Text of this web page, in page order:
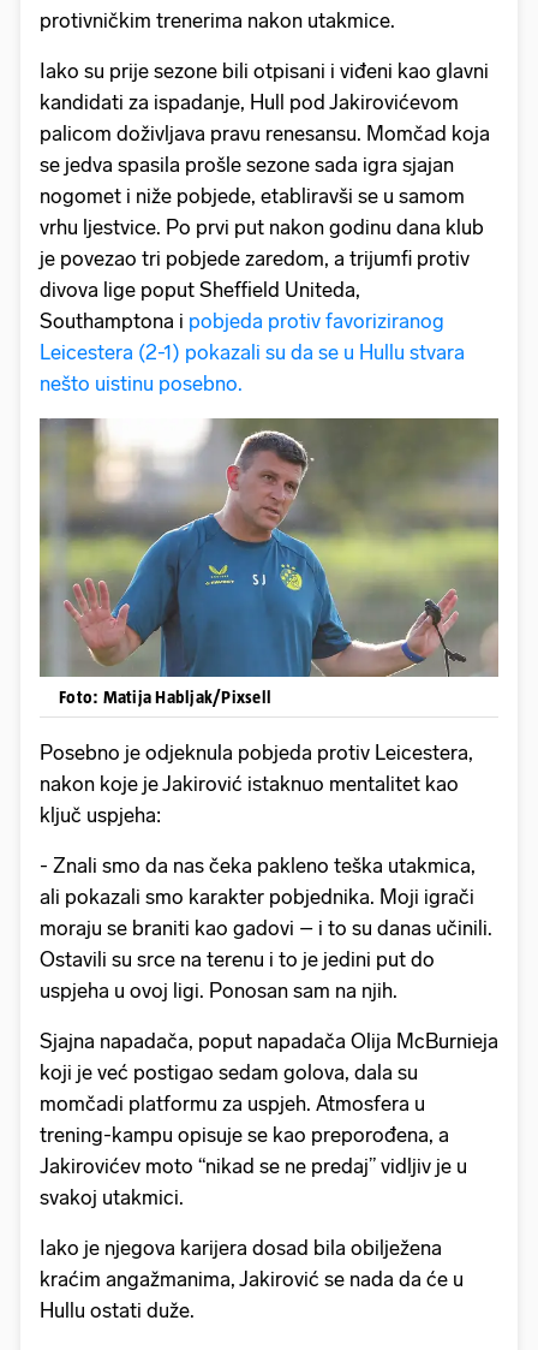
protivničkim trenerima nakon utakmice.
Iako su prije sezone bili otpisani i viđeni kao glavni
kandidati za ispadanje, Hull pod Jakirovićevom
palicom doživljava pravu renesansu. Momčad koja
se jedva spasila prošle sezone sada igra sjajan
nogomet i niže pobjede, etabliravši se u samom
vrhu ljestvice. Po prvi put nakon godinu dana klub
je povezao tri pobjede zaredom, a trijumfi protiv
divova lige poput Sheffield Uniteda,
Southamptona i pobjeda protiv favoriziranog
Leicestera (2-1) pokazali su da se u Hullu stvara
nešto uistinu posebno.
Foto: Matija Habljak/Pixsell
Posebno je odjeknula pobjeda protiv Leicestera,
nakon koje je Jakirović istaknuo mentalitet kao
ključ uspjeha:
- Znali smo da nas čeka pakleno teška utakmica,
ali pokazali smo karakter pobjednika. Moji igrači
moraju se braniti kao gadovi – i to su danas učinili.
Ostavili su srce na terenu i to je jedini put do
uspjeha u ovoj ligi. Ponosan sam na njih.
Sjajna napadača, poput napadača Olija McBurnieja
koji je već postigao sedam golova, dala su
momčadi platformu za uspjeh. Atmosfera u
trening-kampu opisuje se kao preporođena, a
Jakirovićev moto “nikad se ne predaj” vidljiv je u
svakoj utakmici.
Iako je njegova karijera dosad bila obilježena
kraćim angažmanima, Jakirović se nada da će u
Hullu ostati duže.